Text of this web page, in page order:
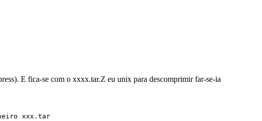
E fica-se com o xxxx.tar.Z eu unix para descomprimir far-se-ia
xxx.tar